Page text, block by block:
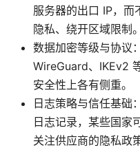
服务器的出口 IP，而
隐私、绕开区域限制。
数据加密等级与协议
WireGuard、IKEv2
安全性上各有侧重。
日志策略与信任基础
日志记录，某些国家
关注供应商的隐私政